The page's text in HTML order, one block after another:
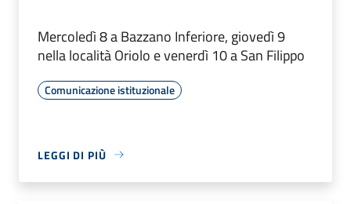
Mercoledì 8 a Bazzano Inferiore, giovedì 9
nella località Oriolo e venerdì 10 a San Filippo
Comunicazione istituzionale
LEGGI DI PIÙ